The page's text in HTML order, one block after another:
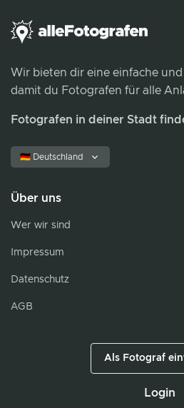
Wir bieten dir eine einfache
damit du Fotografen für alle
Fotografen in deiner Stadt
🇩🇪 Deutschland
Über uns
Wer wir sind
Impressum
Datenschutz
AGB
Als Fotograf
Login